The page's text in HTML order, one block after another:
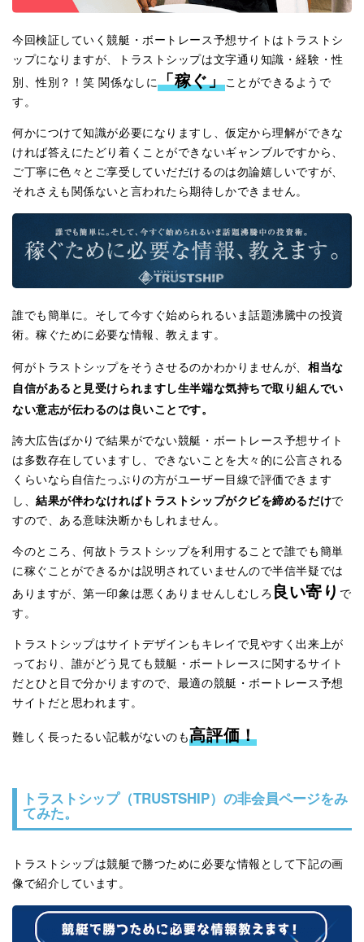
今回検証していく競艇・ボートレース予想サイトはトラストシ
ップになりますが、トラストシップは文字通り知識・経験・性
別、性別？！笑 関係なしに「稼ぐ」ことができるようで
す。
何かにつけて知識が必要になりますし、仮定から理解ができな
ければ答えにたどり着くことができないギャンブルですから、
ご丁寧に色々とご享受していだだけるのは勿論嬉しいですが、
それさえも関係ないと言われたら期待しかできません。
誰でも簡単に。そして今すぐ始められるいま話題沸騰中の投資
術。稼ぐために必要な情報、教えます。
何がトラストシップをそうさせるのかわかりませんが、 相当な
自信があると見受けられますし生半端な気持ちで取り組んでい
ない意志が伝わるのは良いことです。
誇大広告ばかりで結果がでない競艇・ボートレース予想サイト
は多数存在していますし、できないことを大々的に公言される
くらいなら自信たっぷりの方がユーザー目線で評価できます
し、結果が伴わなければトラストシップがクビを締めるだけで
すので、ある意味決断かもしれません。
今のところ、何故トラストシップを利用することで誰でも簡単
に稼ぐことができるかは説明されていませんので半信半疑では
ありますが、第一印象は悪くありませんしむしろ 良い寄り で
す。
トラストシップはサイトデザインもキレイで見やすく出来上が
っており、誰がどう見ても競艇・ボートレースに関するサイト
だとひと目で分かりますので、最適の競艇・ボートレース予想
サイトだと思われます。
難しく長ったるい記載がないのも高評価！
トラストシップ（TRUSTSHIP）の非会員ページをみ
てみた。
トラストシップは競艇で勝つために必要な情報として下記の画
像で紹介しています。